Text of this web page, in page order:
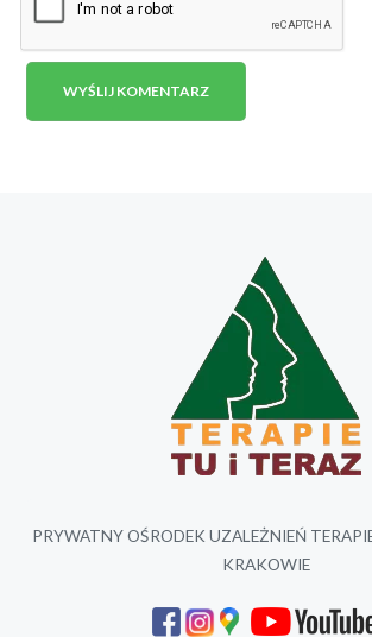
PRYWATNY OŚRODEK UZALEŻNIEŃ
KRAKOWIE